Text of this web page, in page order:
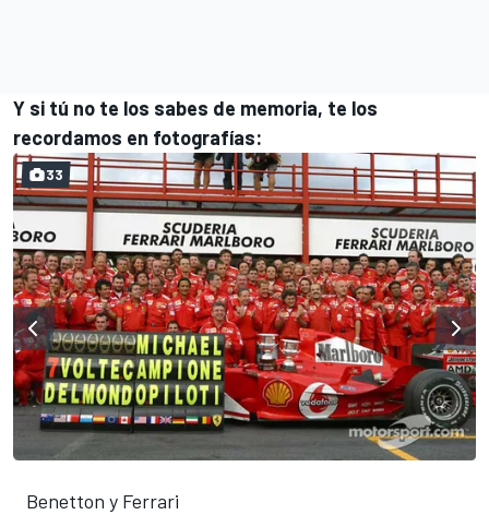
Y si tú no te los sabes de memoria, te los
recordamos en fotografías:
Benetton y Ferrari
33